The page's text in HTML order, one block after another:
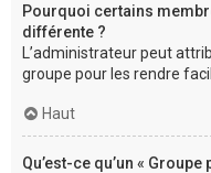
Pourquoi certains
différente ?
L’administrateur peut
groupe pour les rendre
Haut
Qu’est-ce qu’un « Groupe